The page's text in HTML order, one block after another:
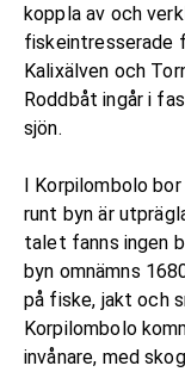
koppla av och
fiskeintresserade
Kalixälven och
Roddbåt ingår i
sjön.
I Korpilombolo
runt byn är
talet fanns ingen
byn omnämns
på fiske, jakt och
Korpilombolo
invånare, med